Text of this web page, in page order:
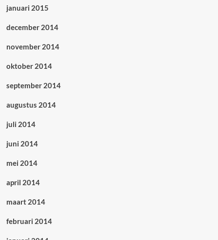
januari 2015
december 2014
november 2014
oktober 2014
september 2014
augustus 2014
juli 2014
juni 2014
mei 2014
april 2014
maart 2014
februari 2014